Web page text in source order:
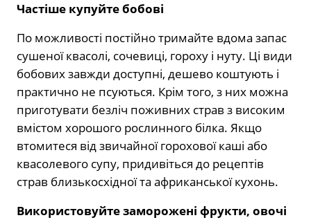
Частіше купуйте бобові
По можливості постійно тримайте вдома запас
сушеної квасолі, сочевиці, гороху і нуту. Ці види
бобових завжди доступні, дешево коштують і
практично не псуються. Крім того, з них можна
приготувати безліч поживних страв з високим
вмістом хорошого рослинного білка. Якщо
втомитеся від звичайної горохової каші або
квасолевого супу, придивіться до рецептів
страв близькосхідної та африканської кухонь.
Використовуйте заморожені фрукти, овочі